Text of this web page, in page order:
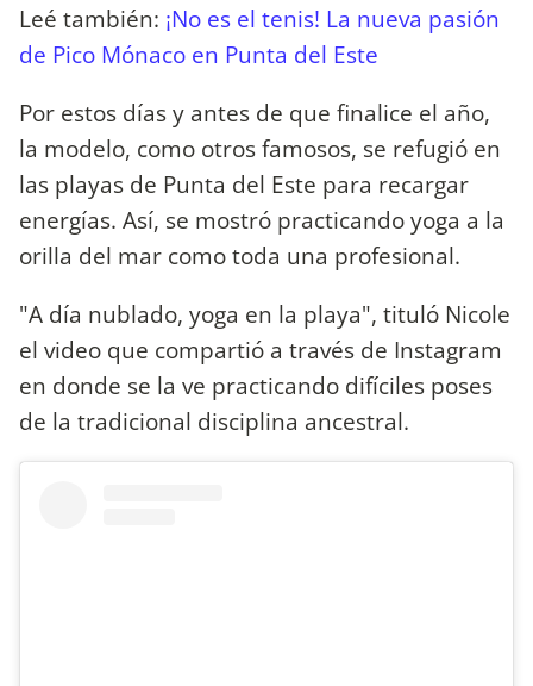
Leé también: ¡No es el tenis! La nueva pasión
de Pico Mónaco en Punta del Este
Por estos días y antes de que finalice el año,
la modelo, como otros famosos, se refugió en
las playas de Punta del Este para recargar
energías. Así, se mostró practicando yoga a la
orilla del mar como toda una profesional.
"A día nublado, yoga en la playa", tituló Nicole
el video que compartió a través de Instagram
en donde se la ve practicando difíciles poses
de la tradicional disciplina ancestral.